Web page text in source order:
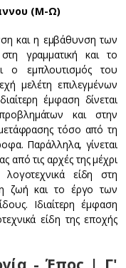
(Μ-Ω)
και η εμβάθυνση των
γραμματική και το
ο εμπλουτισμός του
μελέτη επιλεγμένων
έμφαση δίνεται
και στην
τόσο από τη
Παράλληλα, γίνεται
από τις αρχές της μέχρι
είδη στη
η ζωή και το έργο των
Ιδιαίτερη έμφαση
είδη της εποχής